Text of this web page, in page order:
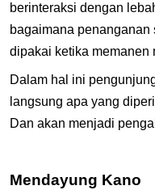
berinteraksi dengan
bagaimana
dipakai ketika memanen
Dalam hal ini
langsung apa yang
Dan akan menjadi
Mendayung Kano